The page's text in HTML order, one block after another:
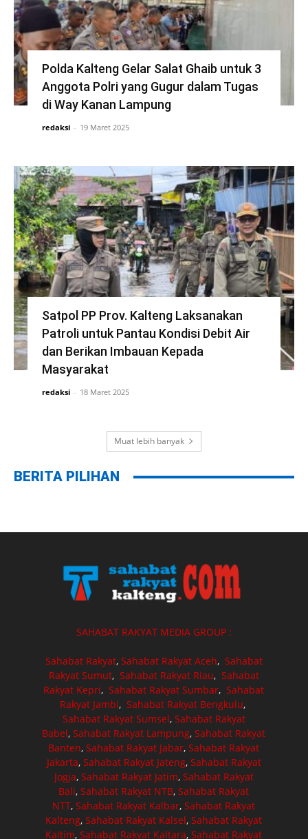
Polda Kalteng Gelar Salat Ghaib untuk 3
Anggota Polri yang Gugur dalam Tugas
di Way Kanan Lampung
redaksi - 19 Maret 2025
Satpol PP Prov. Kalteng Laksanakan
Patroli untuk Pantau Kondisi Debit Air
dan Berikan Imbauan Kepada
Masyarakat
redaksi - 18 Maret 2025
Muat lebih banyak
BERITA PILIHAN
SAHABAT RAKYAT MEDIA GROUP :
Sahabat Rakyat, Sahabat Rakyat Aceh, Sahabat
Rakyat Sumut, Sahabat Rakyat Riau, Sahabat
Rakyat Kepri,Sahabat Rakyat Sumbar,Sahabat
Rakyat Jambi, Sahabat Rakyat Bengkulu,
Sahabat Rakyat Sumsel, Sahabat Rakyat
Babel,Sahabat Rakyat Lampung,Sahabat Rakyat
Banten,Sahabat Rakyat Jabar,Sahabat Rakyat
Jakarta, Sahabat Rakyat Jateng, Sahabat Rakyat
Jogja, Sahabat Rakyat Jatim, Sahabat Rakyat
Bali,Sahabat Rakyat NTB,Sahabat Rakyat
NTT,Sahabat Rakyat Kalbar,Sahabat Rakyat
Kalteng,Sahabat Rakyat Kalsel,Sahabat Rakyat
Kaltim,Sahabat Rakyat Kaltara,Sahabat Rakyat